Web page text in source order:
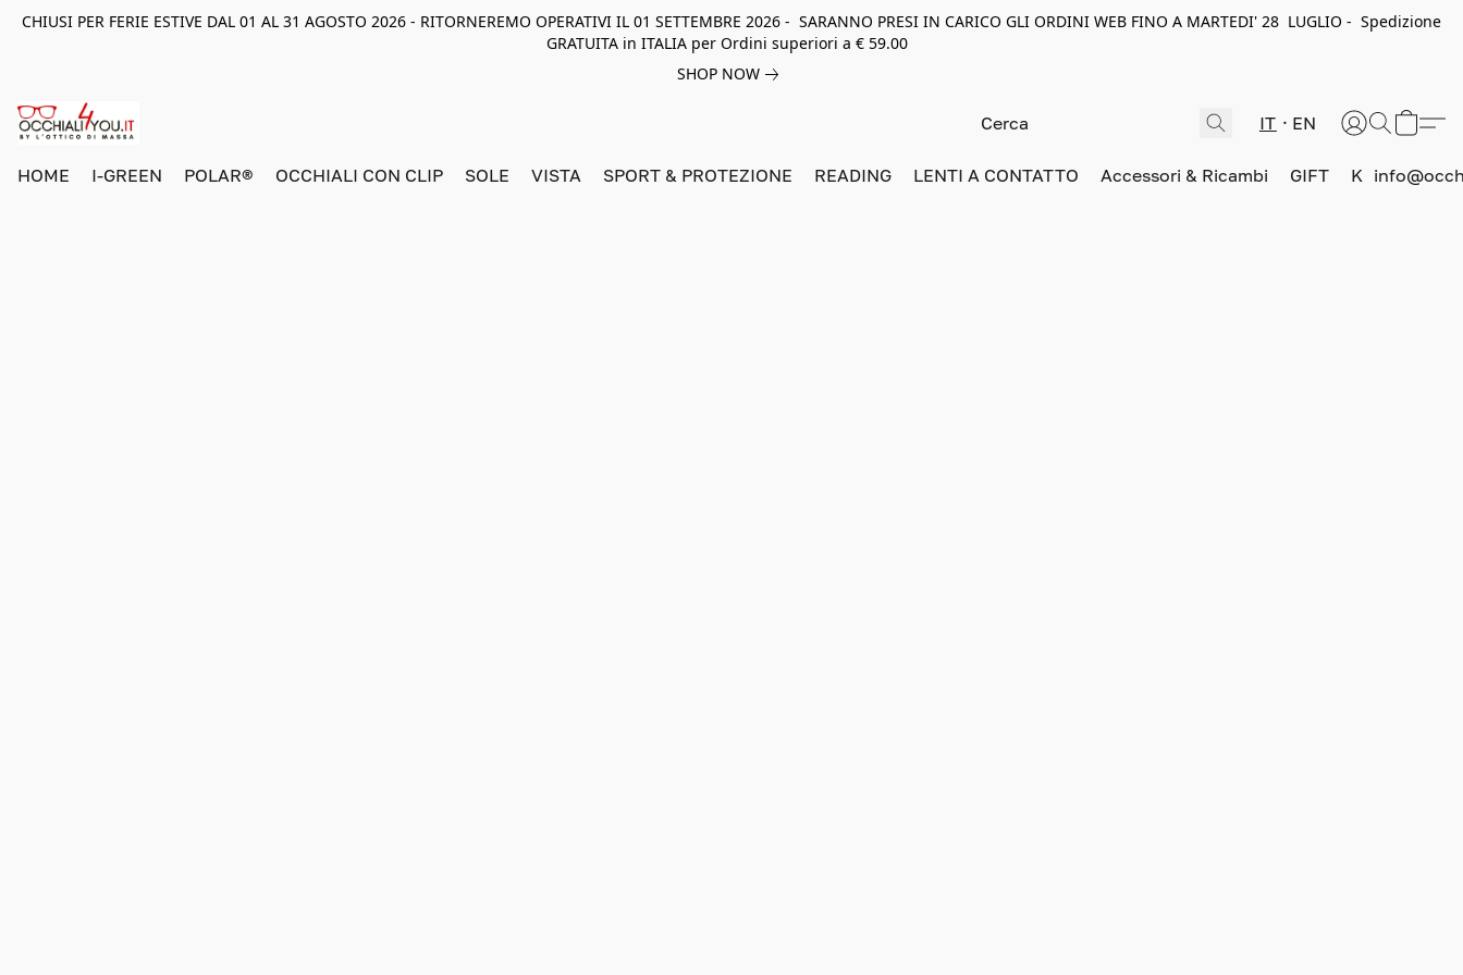
CHIUSI PER FERIE ESTIVE DAL 01 AL 31 AGOSTO 2026 - RITORNEREMO OPERATIVI IL 01 SETTEMBRE 2026 - SARANNO PRESI IN CARICO GLI ORDINI WEB FINO A MARTEDI' 28 LUGLIO - Spedizione
GRATUITA in ITALIA per Ordini superiori a € 59.00
SHOP NOW
IT EN
HOME I-GREEN POLAR® OCCHIALI CON CLIP SOLE VISTA SPORT & PROTEZIONE READING LENTI A CONTATTO Accessori & Ricambi GIFT K